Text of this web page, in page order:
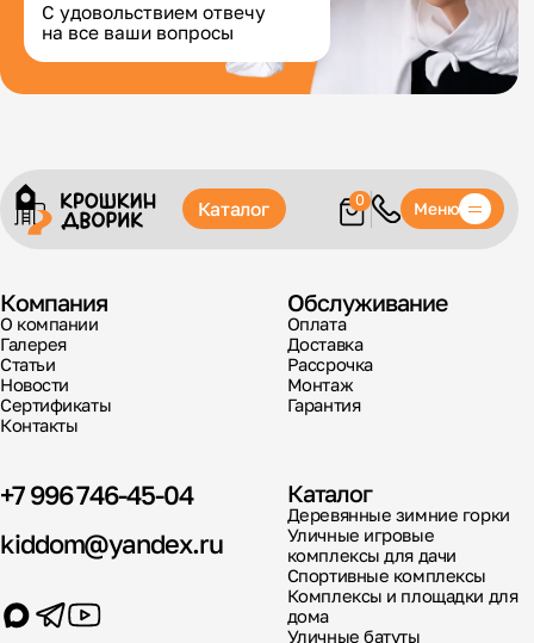
С удовольствием отвечу
на все ваши вопросы
Каталог 0 Меню
+7 996 746-45-04
kiddom@yandex.ru
Компания
О компании
Галерея
Статьи
Новости
Сертификаты
Контакты
Обслуживание
Оплата
Доставка
Рассрочка
Монтаж
Гарантия
Каталог
Деревянные зимние горки
Уличные игровые
комплексы для дачи
Спортивные комплексы
Комплексы и площадки для
дома
Уличные батуты